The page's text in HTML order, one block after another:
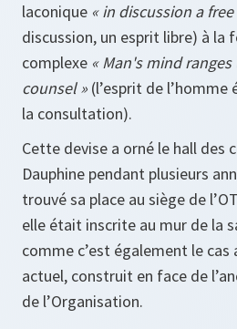
laconique « in discussion a
discussion, un esprit libre) à la
complexe « Man's mind
counsel » (l’esprit de
la consultation).
Cette devise a orné le hall des
Dauphine pendant plusieurs
trouvé sa place au siège de
elle était inscrite au mur de la
comme c’est également le cas
actuel, construit en face de
de l’Organisation.